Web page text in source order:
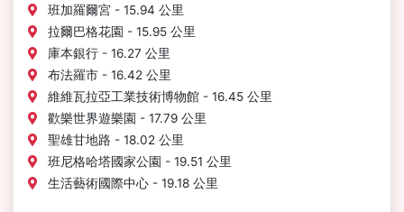
班加羅爾宮 - 15.94 公里
拉爾巴格花園 - 15.95 公里
庫本銀行 - 16.27 公里
布法羅市 - 16.42 公里
維維瓦拉亞工業技術博物館 - 16.45 公里
歡樂世界遊樂園 - 17.79 公里
聖雄甘地路 - 18.02 公里
班尼格哈塔國家公園 - 19.51 公里
生活藝術國際中心 - 19.18 公里